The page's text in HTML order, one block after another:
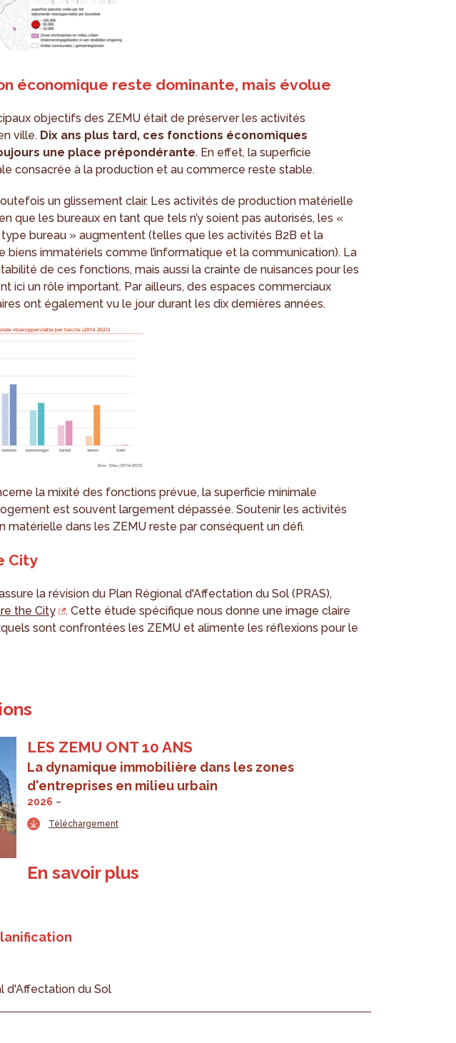
économique reste dominante, mais évolue
objectifs des ZEMU était de préserver les activités
ville. Dix ans plus tard, ces fonctions économiques
une place prépondérante. En effet, la superficie
consacrée à la production et au commerce reste stable.
un glissement clair. Les activités de production matérielle
que les bureaux en tant que tels n’y soient pas autorisés, les «
bureau » augmentent (telles que les activités B2B et la
biens immatériels comme l’informatique et la communication). La
de ces fonctions, mais aussi la crainte de nuisances pour les
ici un rôle important. Par ailleurs, des espaces commerciaux
ont également vu le jour durant les dix dernières années.
la mixité des fonctions prévue, la superficie minimale
est souvent largement dépassée. Soutenir les activités
matérielle dans les ZEMU reste par conséquent un défi.
City
la révision du Plan Régional d'Affectation du Sol (PRAS),
the City
. Cette étude spécifique nous donne une image claire
sont confrontées les ZEMU et alimente les réflexions pour le
LES ZEMU ONT 10 ANS
La dynamique immobilière dans les zones
d'entreprises en milieu urbain
2026
Téléchargement
En savoir plus
d'Affectation du Sol